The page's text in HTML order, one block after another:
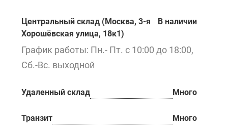
Центральный склад (Москва, 3-я
Хорошёвская улица, 18к1)
В наличии
График работы: Пн.- Пт. с 10:00 до 18:00,
Сб.-Вс. выходной
Удаленный склад Много
Транзит Много